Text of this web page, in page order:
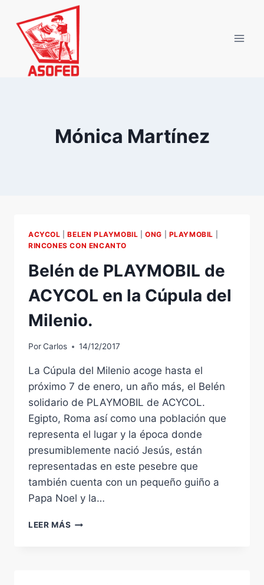
contenido
Mónica Martínez
ACYCOL |BELEN PLAYMOBIL |ONG PLAYMOBIL
RINCONES CON ENCANTO
Belén de PLAYMOBIL de
ACYCOL en la Cúpula del
Milenio.
PorCarlos 14/12/2017
La Cúpula del Milenio acoge hasta el
próximo 7 de enero, un año más, el Belén
solidario de PLAYMOBIL de ACYCOL.
Egipto, Roma así como una población que
representa el lugar y la época donde
presumiblemente nació Jesús, están
representadas en este pesebre que
también cuenta con un pequeño guiño a
Papa Noel y la…
LEER MÁS BELÉN